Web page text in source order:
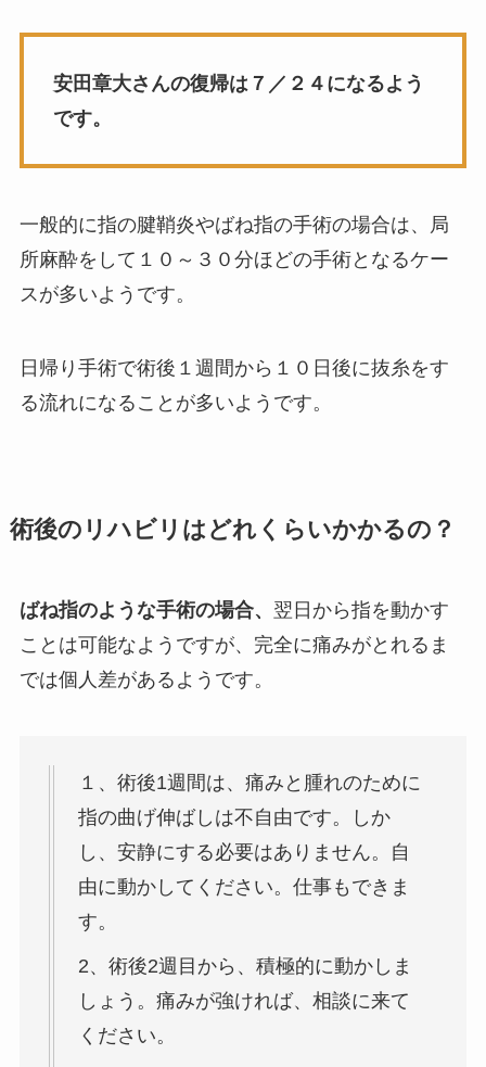
安田章大さんの復帰は７／２４になるよう
です。
一般的に指の腱鞘炎やばね指の手術の場合は、局
所麻酔をして１０～３０分ほどの手術となるケー
スが多いようです。
日帰り手術で術後１週間から１０日後に抜糸をす
る流れになることが多いようです。
術後のリハビリはどれくらいかかるの？
ばね指のような手術の場合、 翌日から指を動かす
ことは可能なようですが、完全に痛みがとれるま
では個人差があるようです。
１、術後1週間は、痛みと腫れのために
指の曲げ伸ばしは不自由です。しか
し、安静にする必要はありません。自
由に動かしてください。仕事もできま
す。
2、術後2週目から、積極的に動かしま
しょう。痛みが強ければ、相談に来て
ください。